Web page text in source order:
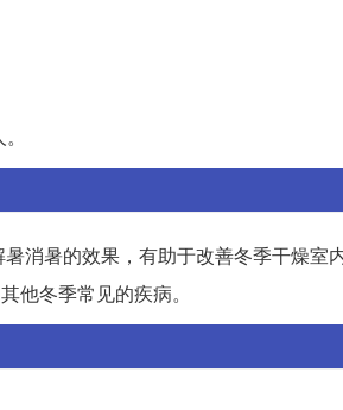
消暑的效果，有助于改善冬季干燥室
他冬季常见的疾病。